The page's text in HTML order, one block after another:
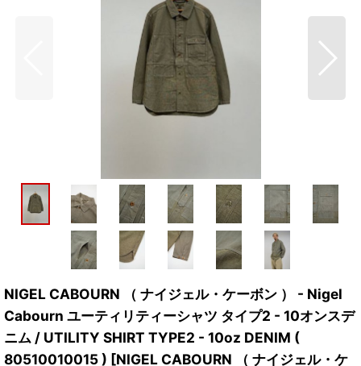
NIGEL CABOURN （ ナイジェル・ケーボン ） - Nigel
Cabourn ユーティリティーシャツ タイプ2 - 10オンスデ
ニム / UTILITY SHIRT TYPE2 - 10oz DENIM (
80510010015 ) [NIGEL CABOURN （ ナイジェル・ケ